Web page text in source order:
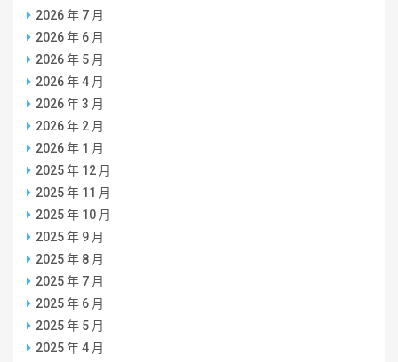
2026 年 7 月
2026 年 6 月
2026 年 5 月
2026 年 4 月
2026 年 3 月
2026 年 2 月
2026 年 1 月
2025 年 12 月
2025 年 11 月
2025 年 10 月
2025 年 9 月
2025 年 8 月
2025 年 7 月
2025 年 6 月
2025 年 5 月
2025 年 4 月